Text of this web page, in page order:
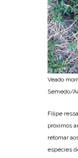
Veado
Semedo/
Filipe
próximos
retomar
espécies